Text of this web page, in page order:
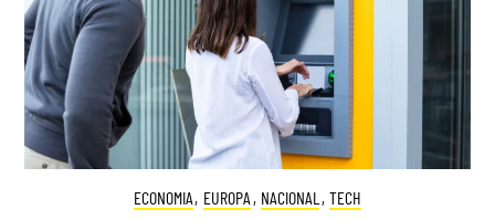
ECONOMIA, EUROPA , NACIONAL , TECH